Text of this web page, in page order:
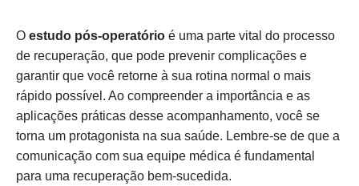
O estudo pós-operatório é uma parte vital do processo
de recuperação, que pode prevenir complicações e
garantir que você retorne à sua rotina normal o mais
rápido possível. Ao compreender a importância e as
aplicações práticas desse acompanhamento, você se
torna um protagonista na sua saúde. Lembre-se de que a
comunicação com sua equipe médica é fundamental
para uma recuperação bem-sucedida.